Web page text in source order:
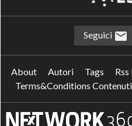
Seguici
About Autori Tags Rss
Terms&Conditions